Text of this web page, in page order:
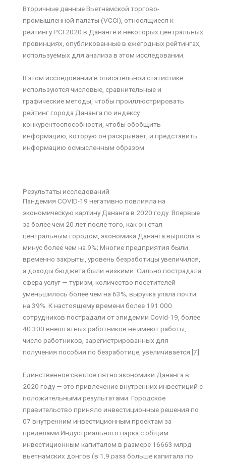
Вторичные данные Вьетнамской торгово-
промышленной палаты (VCCI), относящиеся к
рейтингу PCI 2020 в Дананге и некоторых центральных
провинциях, опубликованные в ежегодных рейтингах,
используемых для анализа в этом исследовании.
В этом исследовании в описательной статистике
используются числовые, сравнительные и
графические методы, чтобы проиллюстрировать
рейтинг города Дананга по индексу
конкурентоспособности, чтобы обобщить
информацию, которую он раскрывает, и представить
информацию осмысленным образом.
Результаты исследований
Пандемия COVID-19 негативно повлияла на
экономическую картину Дананга в 2020 году. Впервые
за более чем 20 лет после того, как он стал
центральным городом, экономика Дананга выросла в
минус более чем на 9%; Многие предприятия были
временно закрыты, уровень безработицы увеличился,
а доходы бюджета были низкими. Сильно пострадала
сфера услуг — туризм, количество посетителей
уменьшилось более чем на 63%; выручка упала почти
на 39%. К настоящему времени более 191 000
сотрудников пострадали от эпидемии Covid-19, более
40 300 внештатных работников не имеют работы,
число работников, зарегистрированных для
получения пособия по безработице, увеличивается [7].
Единственное светлое пятно экономики Дананга в
2020 году — это привлечение внутренних инвестиций с
положительными результатами. Городское
правительство приняло инвестиционные решения по
07 внутренним инвестиционным проектам за
пределами Индустриального парка с общим
инвестиционным капиталом в размере 16663 млрд
вьетнамских донгов (в 1,9 раза больше капитала по